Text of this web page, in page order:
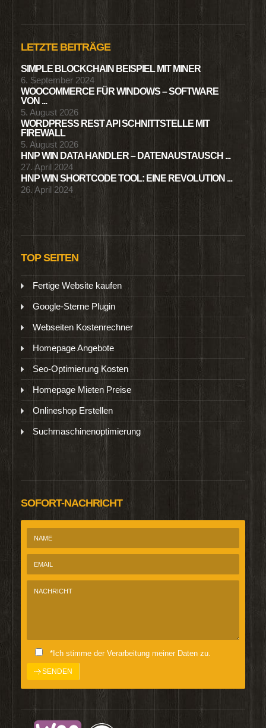
LETZTE BEITRÄGE
SIMPLE BLOCKCHAIN BEISPIEL MIT MINER
6. September 2024
WOOCOMMERCE FÜR WINDOWS – SOFTWARE
VON ...
5. August 2026
WORDPRESS REST API SCHNITTSTELLE MIT
FIREWALL
5. August 2026
HNP WIN DATA HANDLER – DATENAUSTAUSCH ...
27. April 2024
HNP WIN SHORTCODE TOOL: EINE REVOLUTION ...
26. April 2024
TOP SEITEN
Fertige Website kaufen
Google-Sterne Plugin
Webseiten Kostenrechner
Homepage Angebote
Seo-Optimierung Kosten
Homepage Mieten Preise
Onlineshop Erstellen
Suchmaschinenoptimierung
SOFORT-NACHRICHT
*Ich stimme der Verarbeitung meiner Daten zu.